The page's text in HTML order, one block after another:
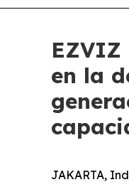
en la
JAKARTA,